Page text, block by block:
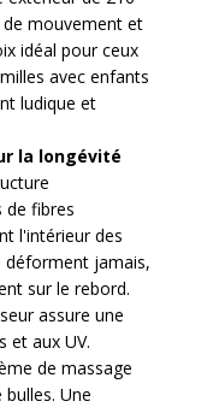
mouvement et
idéal pour ceux
avec enfants
ludique et
la longévité
de fibres
l'intérieur des
déforment jamais,
sur le rebord.
assure une
et aux UV.
de massage
Une